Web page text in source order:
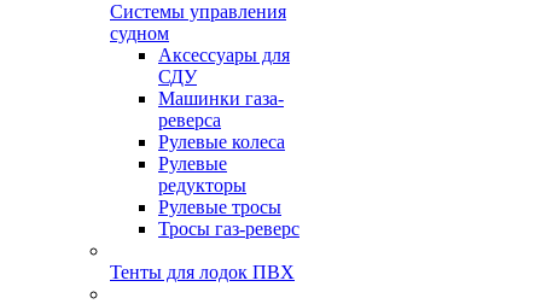
Системы управления
судном
Аксессуары для
СДУ
Машинки газа-
реверса
Рулевые колеса
Рулевые
редукторы
Рулевые тросы
Тросы газ-реверс
Тенты для лодок ПВХ